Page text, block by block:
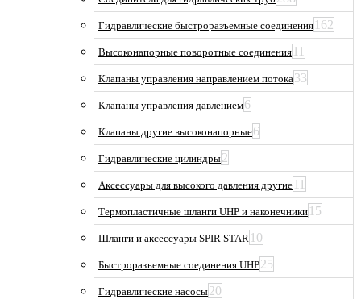
Гидравлические быстроразъемные соединения 162
Высоконапорные поворотные соединения 11
Клапаны управления направлением потока33
Клапаны управления давлением6
Клапаны другие высоконапорные6
Гидравлические цилиндры2
Аксессуары для высокого давления другие 11
Термопластичные шланги UHP и наконечники 15
Шланги и аксессуары SPIR STAR 10
Быстроразъемные соединения UHP25
Гидравлические насосы20